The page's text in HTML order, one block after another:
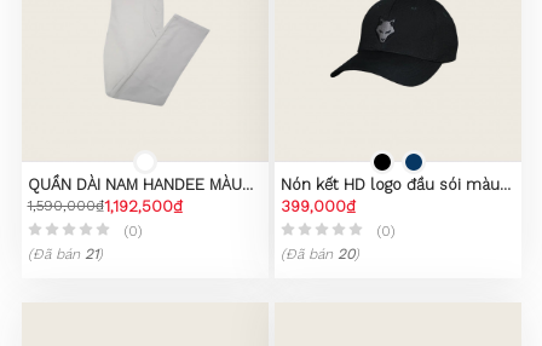
QUẦN DÀI NAM HANDEE MÀU
WHITE 1
1,590,000₫1,192,500₫
(0)
(Đã bán 21)
Nón kết HD logo đầu sói màu
đen
399,000₫
(0)
(Đã bán 20)